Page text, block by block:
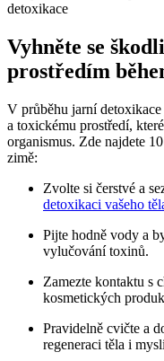
Vyhněte se
prostředím
V průběhu jarní
a toxickému prostředí,
organismus. Zde najdete
zimě:
Zvolte si čerstvé a
detoxikaci vašeho
Pijte hodně vody a
vylučování toxinů.
Zamezte kontaktu s
kosmetických
Pravidelně cvičte a
regeneraci těla i